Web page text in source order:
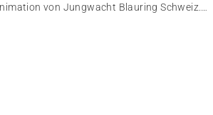
von Jungwacht Blauring Schweiz.